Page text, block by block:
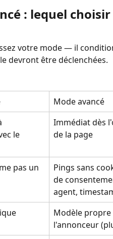
: lequel choisir
votre mode — il
devront être déclenchées.
Mode avancé
le
Immédiat dès
de la page
pas un
Pings sans
de
agent,
Modèle propre
l'annonceur